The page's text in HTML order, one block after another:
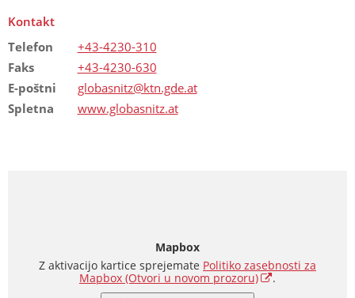
Kontakt
Telefon
+43-4230-310
Faks
+43-4230-630
E-poštni
globasnitz@ktn.gde.at
Spletna
www.globasnitz.at
Mapbox
Z aktivacijo kartice sprejemate Politiko zasebnosti za
Mapbox(Otvori u novom prozoru) .